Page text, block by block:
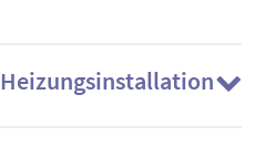
Heizungsinstallation